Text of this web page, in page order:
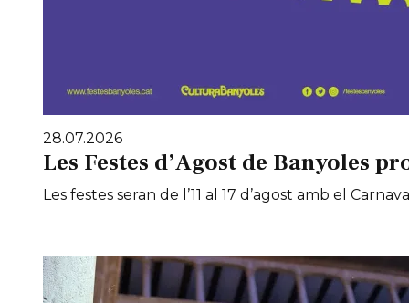
28.07.2026
Les Festes d’Agost de Banyoles
Les festes seran de l’11 al 17 d’agost amb el